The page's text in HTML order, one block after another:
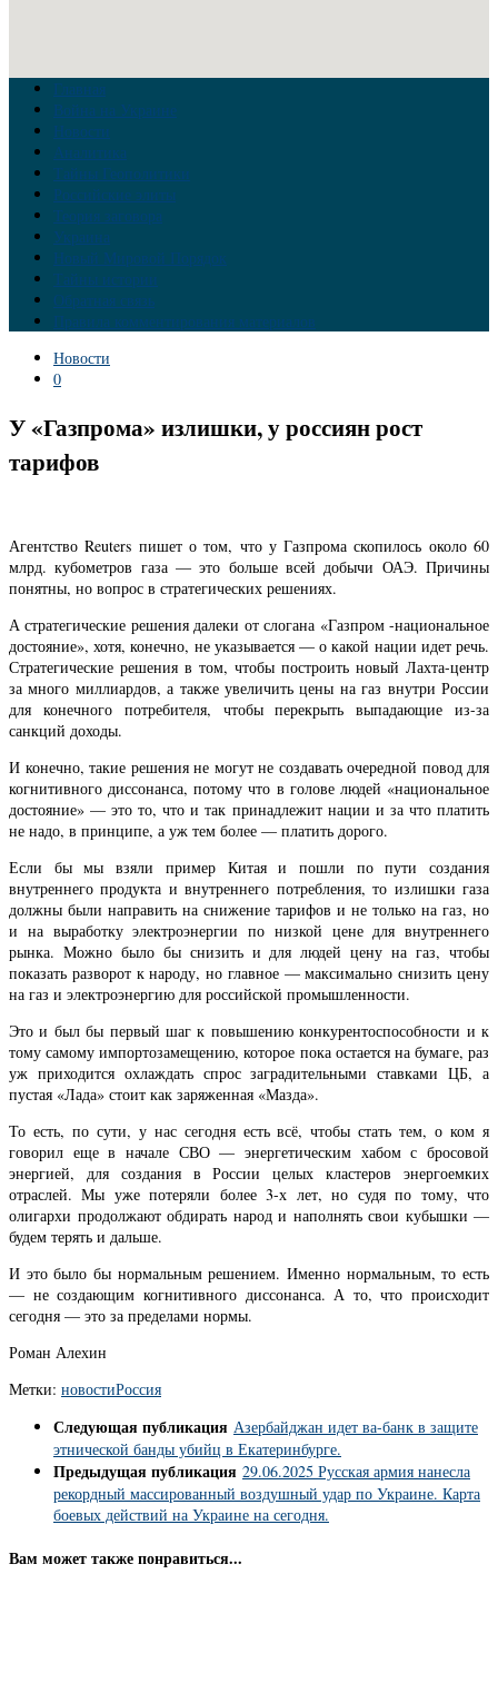
Главная
Война на Украине
Новости
Аналитика
Тайны Геополитики
Российские элиты
Теория заговора
Украина
Новый Мировой Порядок
Тайны истории
Обратная связь
Правила комментирования материалов
Новости
0
У «Газпрома» излишки, у россиян рост
тарифов
Агентство Reuters пишет о том, что у Газпрома скопилось около 60
млрд. кубометров газа — это больше всей добычи ОАЭ. Причины
понятны, но вопрос в стратегических решениях.
А стратегические решения далеки от слогана «Газпром -национальное
достояние», хотя, конечно, не указывается — о какой нации идет речь.
Стратегические решения в том, чтобы построить новый Лахта-центр
за много миллиардов, а также увеличить цены на газ внутри России
для конечного потребителя, чтобы перекрыть выпадающие из-за
санкций доходы.
И конечно, такие решения не могут не создавать очередной повод для
когнитивного диссонанса, потому что в голове людей «национальное
достояние» — это то, что и так принадлежит нации и за что платить
не надо, в принципе, а уж тем более — платить дорого.
Если бы мы взяли пример Китая и пошли по пути создания
внутреннего продукта и внутреннего потребления, то излишки газа
должны были направить на снижение тарифов и не только на газ, но
и на выработку электроэнергии по низкой цене для внутреннего
рынка. Можно было бы снизить и для людей цену на газ, чтобы
показать разворот к народу, но главное — максимально снизить цену
на газ и электроэнергию для российской промышленности.
Это и был бы первый шаг к повышению конкурентоспособности и к
тому самому импортозамещению, которое пока остается на бумаге, раз
уж приходится охлаждать спрос заградительными ставками ЦБ, а
пустая «Лада» стоит как заряженная «Мазда».
То есть, по сути, у нас сегодня есть всё, чтобы стать тем, о ком я
говорил еще в начале СВО — энергетическим хабом с бросовой
энергией, для создания в России целых кластеров энергоемких
отраслей. Мы уже потеряли более 3-х лет, но судя по тому, что
олигархи продолжают обдирать народ и наполнять свои кубышки —
будем терять и дальше.
И это было бы нормальным решением. Именно нормальным, то есть
— не создающим когнитивного диссонанса. А то, что происходит
сегодня — это за пределами нормы.
Роман Алехин
Метки: новостиРоссия
Следующая публикация Азербайджан идет ва-банк в защите
этнической банды убийц в Екатеринбурге.
Предыдущая публикация 29.06.2025 Русская армия нанесла
рекордный массированный воздушный удар по Украине. Карта
боевых действий на Украине на сегодня.
Вам может также понравиться...